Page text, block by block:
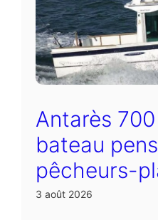
Antarès
bateau
pêcheurs-
3 août 2026